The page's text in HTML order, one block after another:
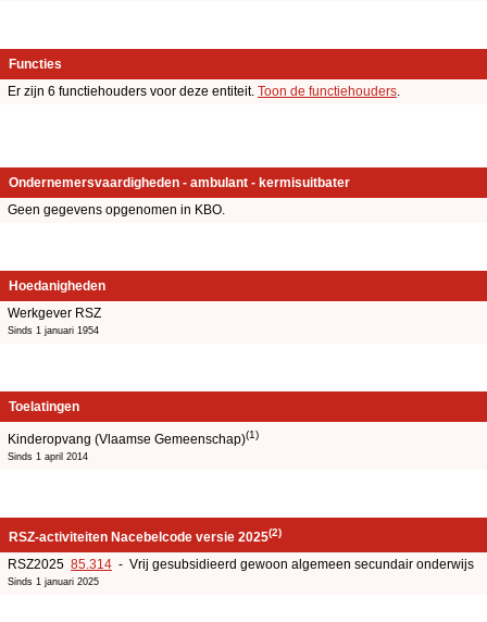
Functies
Er zijn 6 functiehouders voor deze entiteit. Toon de functiehouders.
Ondernemersvaardigheden - ambulant - kermisuitbater
Geen gegevens opgenomen in KBO.
Hoedanigheden
Werkgever RSZ
Sinds 1 januari 1954
Toelatingen
Kinderopvang (Vlaamse Gemeenschap)(1)
Sinds 1 april 2014
RSZ-activiteiten Nacebelcode versie 2025(2)
RSZ2025 85.314 - Vrij gesubsidieerd gewoon algemeen secundair onderwijs
Sinds 1 januari 2025